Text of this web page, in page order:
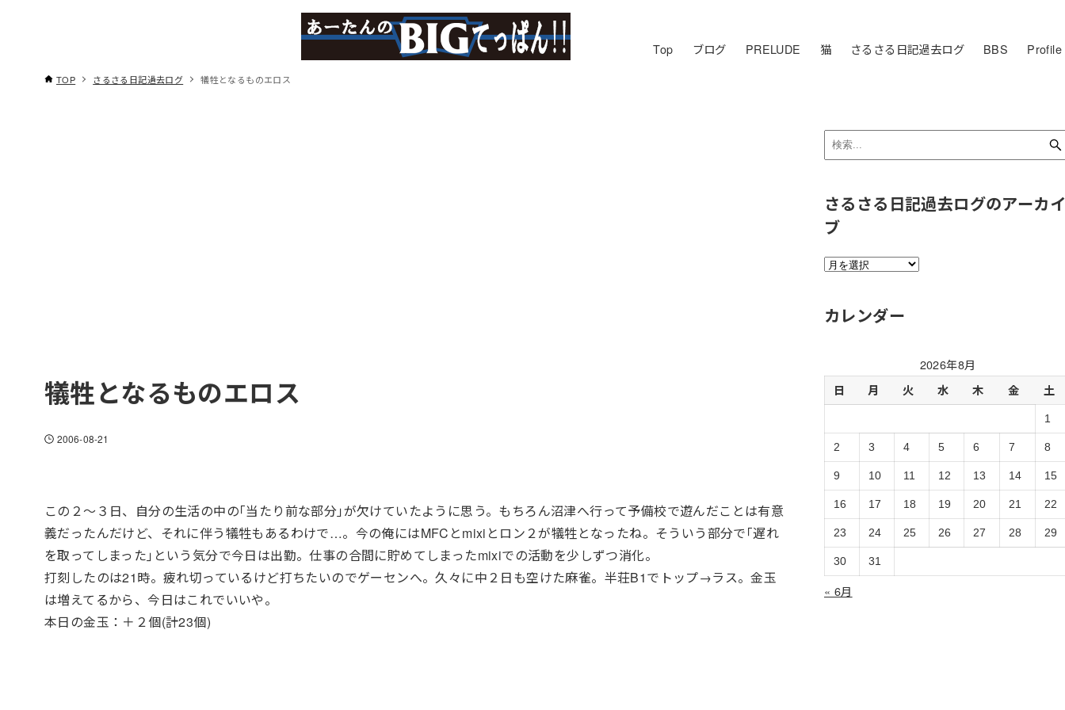
Top ブログ PRELUDE 猫 さるさる日記過去ログ BBS Profile
TOP さるさる日記過去ログ 犠牲となるものエロス
犠牲となるものエロス
2006-08-21
この２～３日、自分の生活の中の｢当たり前な部分｣が欠けていたように思う。もちろん沼津へ行って予備校で遊んだことは有意
義だったんだけど、それに伴う犠牲もあるわけで…。今の俺にはMFCとmixiとロン２が犠牲となったね。そういう部分で｢遅れ
を取ってしまった｣という気分で今日は出勤。仕事の合間に貯めてしまったmixiでの活動を少しずつ消化。
打刻したのは21時。疲れ切っているけど打ちたいのでゲーセンへ。久々に中２日も空けた麻雀。半荘B1でトップ→ラス。金玉
は増えてるから、今日はこれでいいや。
本日の金玉：＋２個(計23個)
さるさる日記過去ログのアーカイ
ブ
さ
る
去
の
ア
ー
カ
イ
ブ
カレンダー
2026年8月
日 月 火 水 木 金 土
1
2 3 4 5 6 7 8
9 10 11 12 13 14 15
16 17 18 19 20 21 22
23 24 25 26 27 28 29
30 31
« 6月